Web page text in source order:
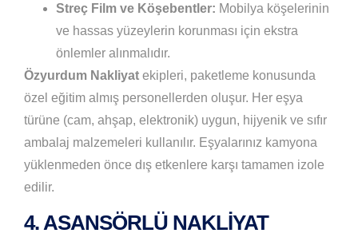
Streç Film ve Köşebentler: Mobilya köşelerinin
ve hassas yüzeylerin korunması için ekstra
önlemler alınmalıdır.
Özyurdum Nakliyat ekipleri, paketleme konusunda
özel eğitim almış personellerden oluşur. Her eşya
türüne (cam, ahşap, elektronik) uygun, hijyenik ve sıfır
ambalaj malzemeleri kullanılır. Eşyalarınız kamyona
yüklenmeden önce dış etkenlere karşı tamamen izole
edilir.
4. ASANSÖRLÜ NAKLIYAT